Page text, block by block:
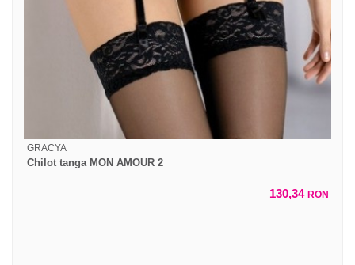
GRACYA
Chilot tanga MON AMOUR 2
130,34 RON